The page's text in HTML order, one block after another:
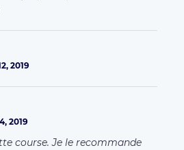
2019
2019
course. Je le recommande